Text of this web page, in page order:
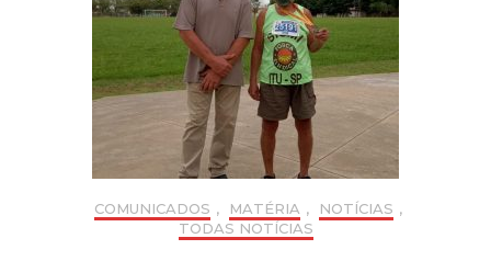
COMUNICADOS , MATÉRIA , NOTÍCIAS ,
TODAS NOTÍCIAS